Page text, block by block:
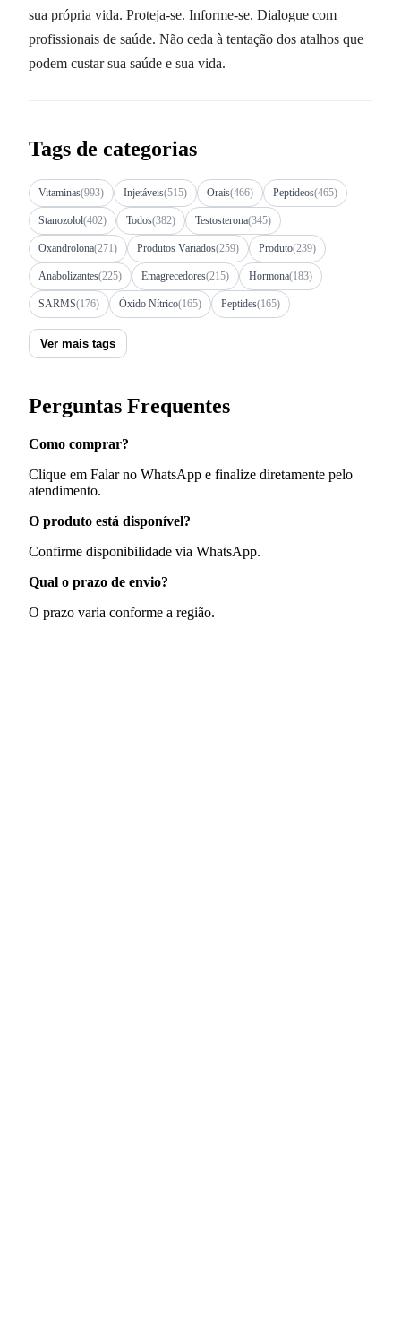
sua própria vida. Proteja-se. Informe-se. Dialogue com
profissionais de saúde. Não ceda à tentação dos atalhos que
podem custar sua saúde e sua vida.
Tags de categorias
Vitaminas(993) Injetáveis(515) Orais(466) Peptídeos(465)
Stanozolol(402) Todos(382) Testosterona(345)
Oxandrolona(271) Produtos Variados(259) Produto(239)
Anabolizantes(225) Emagrecedores(215) Hormona(183)
SARMS(176) Óxido Nítrico(165) Peptides(165)
Ver mais tags
Perguntas Frequentes
Como comprar?
Clique em Falar no WhatsApp e finalize diretamente pelo
atendimento.
O produto está disponível?
Confirme disponibilidade via WhatsApp.
Qual o prazo de envio?
O prazo varia conforme a região.